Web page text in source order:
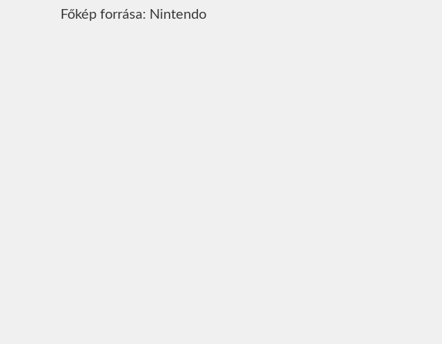
Főkép forrása: Nintendo